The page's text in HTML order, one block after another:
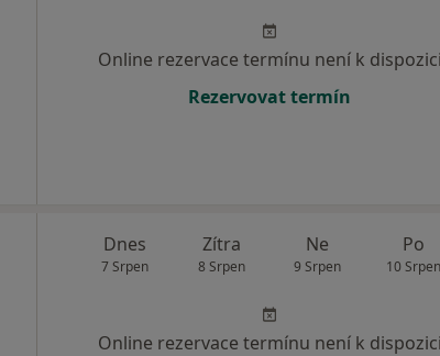
Online rezervace termínu není k dispozici
Rezervovat termín
Dnes
7 Srpen
Zítra
8 Srpen
Ne
9 Srpen
Po
10 Srpen
Online rezervace termínu není k dispozici